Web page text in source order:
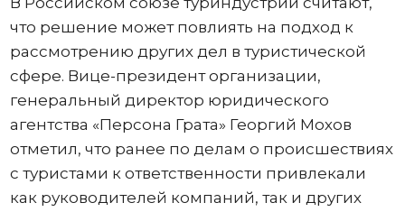
что решение может повлиять на подход к
рассмотрению других дел в туристической
сфере. Вице-президент организации,
генеральный директор юридического
агентства «Персона Грата» Георгий Мохов
отметил, что ранее по делам о происшествиях
с туристами к ответственности привлекали
как руководителей компаний, так и других